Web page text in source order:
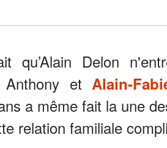
qu’Alain Delon
et Alain-
a même fait la une
relation familiale